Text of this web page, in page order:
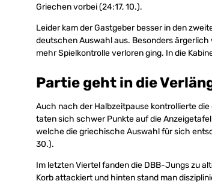
Griechen vorbei (24:17, 10.).
Leider kam der Gastgeber besser in den
deutschen Auswahl aus. Besonders
mehr Spielkontrolle verloren ging. In die
Partie geht in die
Auch nach der Halbzeitpause kontrollierte
taten sich schwer Punkte auf die
welche die griechische Auswahl für sich
30.).
Im letzten Viertel fanden die DBB-Jungs zu
Korb attackiert und hinten stand man